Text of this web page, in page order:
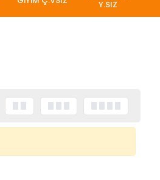
Y.SIZ